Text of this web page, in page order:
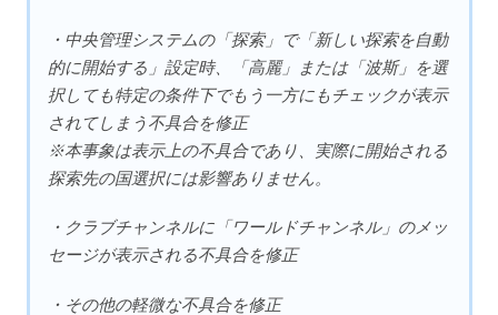
・中央管理システムの「探索」で「新しい探索を自動
的に開始する」設定時、「高麗」または「波斯」を選
択しても特定の条件下でもう一方にもチェックが表示
されてしまう不具合を修正
※本事象は表示上の不具合であり、実際に開始される
探索先の国選択には影響ありません。
・クラブチャンネルに「ワールドチャンネル」のメッ
セージが表示される不具合を修正
・その他の軽微な不具合を修正